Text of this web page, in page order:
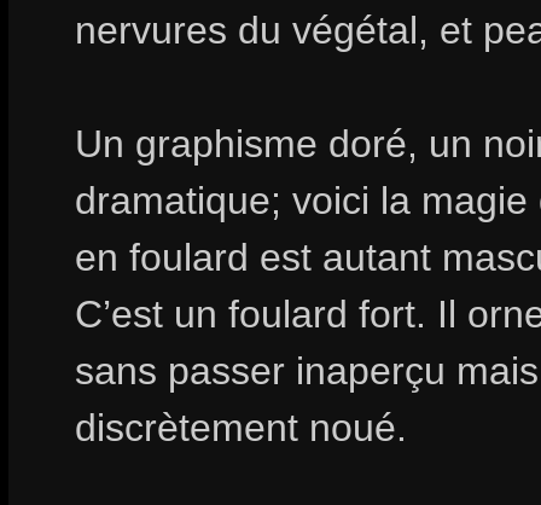
nervures du végétal, et
Un graphisme doré, un
dramatique; voici la
en foulard est autant
C’est un foulard fort. Il
sans passer inaperçu
discrètement noué.